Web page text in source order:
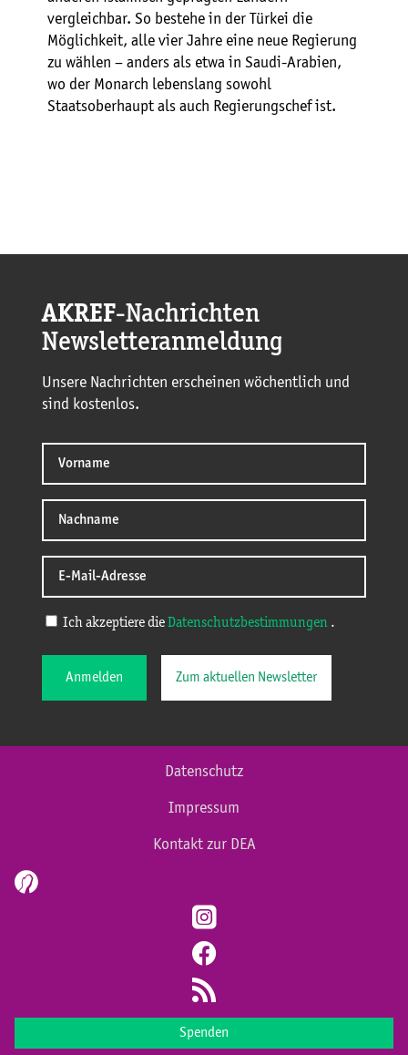
vergleichbar. So bestehe in der Türkei die
Möglichkeit, alle vier Jahre eine neue Regierung
zu wählen – anders als etwa in Saudi-Arabien,
wo der Monarch lebenslang sowohl
Staatsoberhaupt als auch Regierungschef ist.
AKREF-Nachrichten
Newsletteranmeldung
Unsere Nachrichten erscheinen wöchentlich und
sind kostenlos.
Ich akzeptiere die Datenschutzbestimmungen .
Anmelden Zum aktuellen Newsletter
Datenschutz
Impressum
Kontakt zur DEA
Spenden